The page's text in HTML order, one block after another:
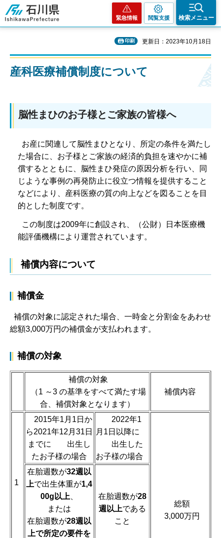
石川県
緊急情報 閲覧支援 検索メニュー
印刷 更新日：2023年10月18日
産科医療補償制度について
脳性まひのお子様とご家族の皆様へ
お産に関連して脳性まひとなり、所定の条件を満たし
た場合に、お子様とご家族の経済的負担を速やかに補
償するとともに、脳性まひ発症の原因分析を行い、同
じような事例の再発防止に役立つ情報を提供すること
などにより、産科医療の質の向上などを図ることを目
的とした制度です。
この制度は2009年に創設され、（公財）日本医療機
能評価機構により運営されています。
補償内容について
補償金
補償の対象に認定された場合、一時金と分割金をあわせ
総額3,000万円の補償金が支払われます。
補償の対象
補償の対象
（1 ～3 の基準をすべて満たす場
合、補償対象となります）
補償内容
1
2015年1月1日か
ら2021年12月31日
までに 出生し
たお子様の場合
2022年1
月1日以降に
出生した
お子様の場合
総額
3,000万円
在胎週数が32週以
上で出生体重が1,4
00g以上
または
在胎週数が28週以
上で所定の要件を
在胎週数が28
週以上である
こと